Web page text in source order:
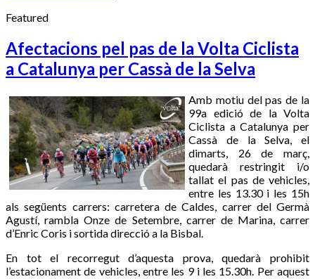
Featured
Afectacions pel pas de la Volta Ciclista
a Catalunya per Cassà de la Selva
Amb motiu del pas de la
99a edició de la Volta
Ciclista a Catalunya per
Cassà de la Selva, el
dimarts, 26 de març,
quedarà restringit i/o
tallat el pas de vehicles,
entre les 13.30 i les 15h
als següents carrers: carretera de Caldes, carrer del Germà
Agustí, rambla Onze de Setembre, carrer de Marina, carrer
d’Enric Coris i sortida direcció a la Bisbal.
En tot el recorregut d’aquesta prova, quedarà prohibit
l’estacionament de vehicles, entre les 9 i les 15.30h. Per aquest